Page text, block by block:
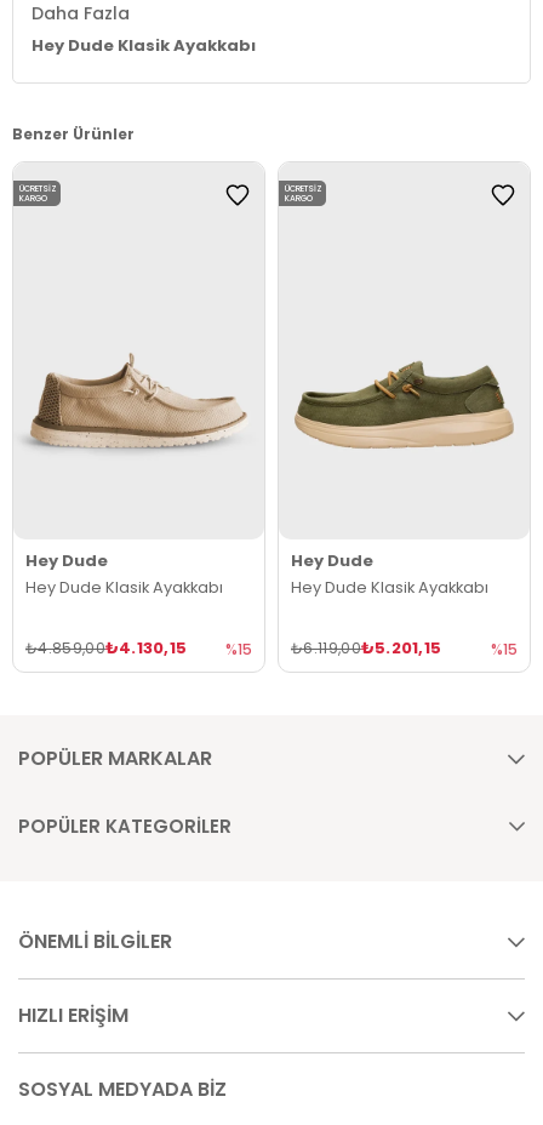
Daha Fazla
Hey Dude Klasik Ayakkabı
Benzer Ürünler
Hey Dude
Hey Dude Klasik Ayakkabı
₺4.130,15
₺4.859,00 %15
ÜCRETSIZ
KARGO
Hey Dude
Hey Dude Klasik Ayakkabı
₺5.201,15
₺6.119,00 %15
ÜCRETSIZ
KARGO
POPÜLER MARKALAR
POPÜLER KATEGORİLER
ÖNEMLİ BİLGİLER
HIZLI ERİŞİM
SOSYAL MEDYADA BİZ